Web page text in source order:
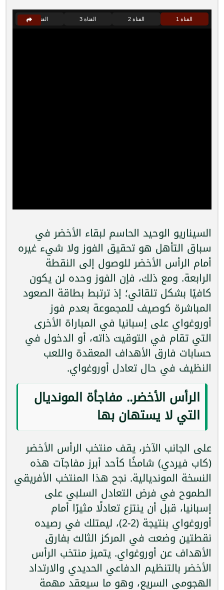
السيناريو الوحيد الحاسم لبقاء الأخضر في
سباق التأهل هو تحقيق الفوز ولا شيء غيره
أمام الرأس الأخضر للوصول إلى النقطة
الرابعة. ومع ذلك، فإن الفوز وحده لن يكون
كافيًا بشكل تلقائي؛ إذ ترتبط بطاقة الصعود
المباشرة كوصيف للمجموعة بعدم فوز
أوروغواي على إسبانيا في المباراة الأخرى
التي تقام في التوقيت ذاته، أو الدخول في
حسابات فارق الأهداف المعقدة واللعب
النظيف في حال تعادل أوروغواي.
الرأس الأخضر.. مفاجأة المونديال
التي لا يستهان بها
على الجانب الآخر، يقف منتخب الرأس الأخضر
(كاب فيردي) شامخًا كأحد أبرز مفاجآت هذه
النسخة المونديالية. نجح هذا المنتخب الأفريقي
الطموح في فرض التعادل السلبي على
إسبانيا، قبل أن ينتزع تعادلًا مثيرًا أمام
أوروغواي بنتيجة (2-2)، ليمتلك في رصيده
نقطتين وضعت في المركز الثالث بفارق
الأهداف عن أوروغواي. يتميز منتخب الرأس
الأخضر بالتنظيم الدفاعي الحديدي والارتداد
الهجومي السريع، وهو ما سيعقد مهمة